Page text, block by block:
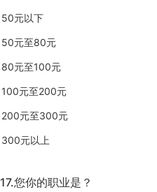
50元以下
50元至80元
80元至100元
100元至200元
200元至300元
300元以上
17.您你的职业是？